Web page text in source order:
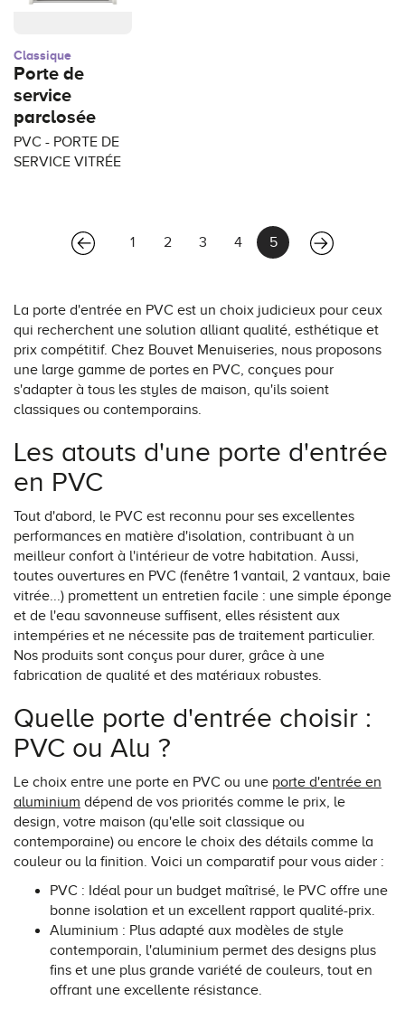
Classique
Porte de
service
parclosée
PVC - PORTE DE
SERVICE VITRÉE
1 2 3 4 5(current)
La porte d'entrée en PVC est un choix judicieux pour ceux
qui recherchent une solution alliant qualité, esthétique et
prix compétitif. Chez Bouvet Menuiseries, nous proposons
une large gamme de portes en PVC, conçues pour
s'adapter à tous les styles de maison, qu'ils soient
classiques ou contemporains.
Les atouts d'une porte d'entrée
en PVC
Tout d'abord, le PVC est reconnu pour ses excellentes
performances en matière d'isolation, contribuant à un
meilleur confort à l'intérieur de votre habitation. Aussi,
toutes ouvertures en PVC (fenêtre 1 vantail, 2 vantaux, baie
vitrée...) promettent un entretien facile : une simple éponge
et de l'eau savonneuse suffisent, elles résistent aux
intempéries et ne nécessite pas de traitement particulier.
Nos produits sont conçus pour durer, grâce à une
fabrication de qualité et des matériaux robustes.
Quelle porte d'entrée choisir :
PVC ou Alu ?
Le choix entre une porte en PVC ou une porte d'entrée en
aluminium dépend de vos priorités comme le prix, le
design, votre maison (qu'elle soit classique ou
contemporaine) ou encore le choix des détails comme la
couleur ou la finition. Voici un comparatif pour vous aider :
PVC : Idéal pour un budget maîtrisé, le PVC offre une
bonne isolation et un excellent rapport qualité-prix.
Aluminium : Plus adapté aux modèles de style
contemporain, l'aluminium permet des designs plus
fins et une plus grande variété de couleurs, tout en
offrant une excellente résistance.